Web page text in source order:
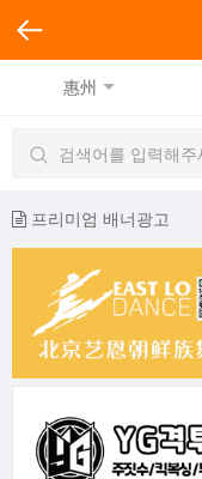
惠州
프리미엄 배너광고